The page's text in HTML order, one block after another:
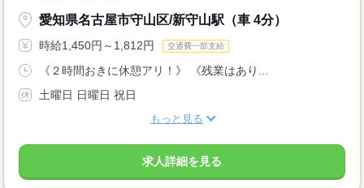
愛知県名古屋市守山区/新守山駅（車 4分）
時給1,450円～1,812円 交通費一部支給
《２時間おきに休憩アリ！》 《残業はあり...
土曜日 日曜日 祝日
もっと見る
求人詳細を見る